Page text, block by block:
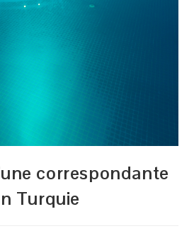
correspondante
Turquie